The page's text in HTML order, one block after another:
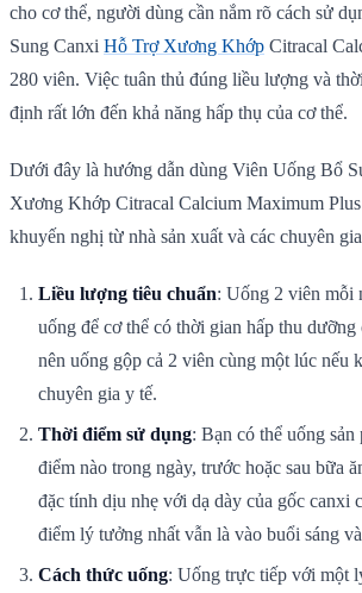
cho cơ thể, người dùng cần nắm rõ cách sử
Sung Canxi Hỗ Trợ Xương Khớp Citracal
280 viên. Việc tuân thủ đúng liều lượng và
định rất lớn đến khả năng hấp thụ của cơ thể.
Dưới đây là hướng dẫn dùng Viên Uống Bổ
Xương Khớp Citracal Calcium Maximum
khuyến nghị từ nhà sản xuất và các chuyên
Liều lượng tiêu chuẩn: Uống 2 viên mỗi
uống để cơ thể có thời gian hấp thu
nên uống gộp cả 2 viên cùng một lúc nếu
chuyên gia y tế.
Thời điểm sử dụng: Bạn có thể uống
điểm nào trong ngày, trước hoặc sau bữa
đặc tính dịu nhẹ với dạ dày của gốc canxi
điểm lý tưởng nhất vẫn là vào buổi sáng
Cách thức uống: Uống trực tiếp với một